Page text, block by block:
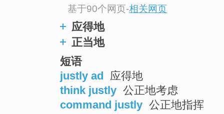
基于90个网页-相关网页
应得地
正当地
短语
justly ad
应得地
think justly 公正地考虑
command justly 公正地指挥